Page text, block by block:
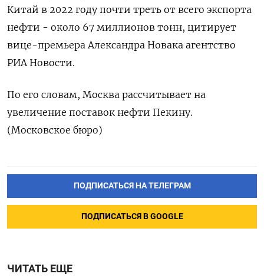
Китай в 2022 году почти треть от всего экспорта
нефти - около 67 миллионов тонн, цитирует
вице-премьера Александра Новака агентство
РИА Новости.
По его словам, Москва рассчитывает на
увеличение поставок нефти Пекину.
(Московское бюро)
ПОДПИСАТЬСЯ НА ТЕЛЕГРАМ
ПОДПИСАТЬСЯ В GOOGLE
ЧИТАТЬ ЕЩЕ